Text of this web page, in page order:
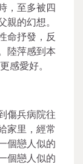
，至多被四
的幻想。
命抒發，反
陸萍感到本
感愛好。
傷兵病院往
家里，經常
個戀人似的
個戀人似的